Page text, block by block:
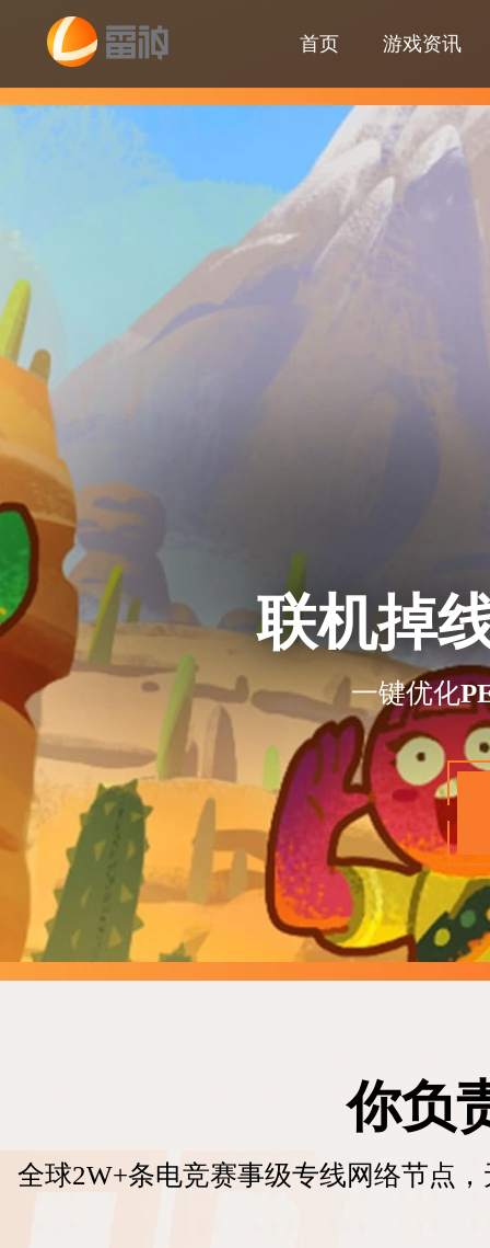
首页 游戏资讯
联机掉
一键优化
你负
全球2W+条电竞赛事级专线网络节点